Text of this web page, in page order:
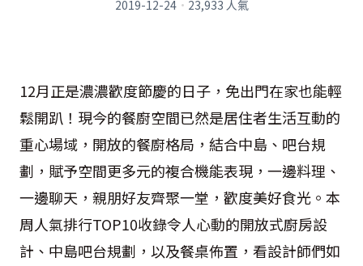
2019-12-24· 23,933 人氣
12月正是濃濃歡度節慶的日子，免出門在家也能輕
鬆開趴！現今的餐廚空間已然是居住者生活互動的
重心場域，開放的餐廚格局，結合中島、吧台規
劃，賦予空間更多元的複合機能表現，一邊料理、
一邊聊天，親朋好友齊聚一堂，歡度美好食光。本
周人氣排行TOP10收錄令人心動的開放式廚房設
計、中島吧台規劃，以及餐桌佈置，看設計師們如